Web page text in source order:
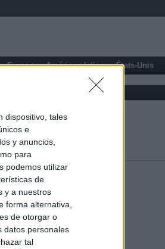
dispositivo, tales
e
y anuncios,
para
podemos utilizar
de
y a nuestros
forma alternativa,
de otorgar o
datos personales
tal
Europe Amérique latine États-Unis